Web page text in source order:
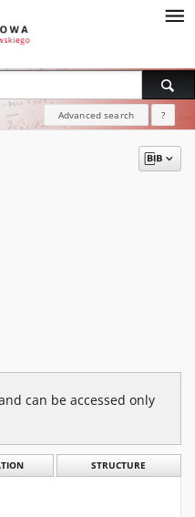
Advanced search ?
can be accessed only
STRUCTURE